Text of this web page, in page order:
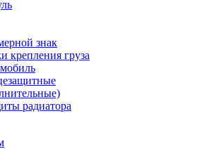
знак
крепления груза
радиатора